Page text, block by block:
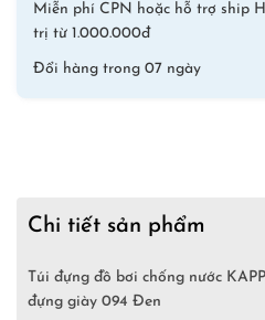
Miễn phí CPN hoặc hỗ trợ ship
trị từ 1.000.000đ
Đổi hàng trong 07 ngày
Chi tiết sản phẩm
Túi đựng đồ bơi chống nước
đựng giày 094 Đen